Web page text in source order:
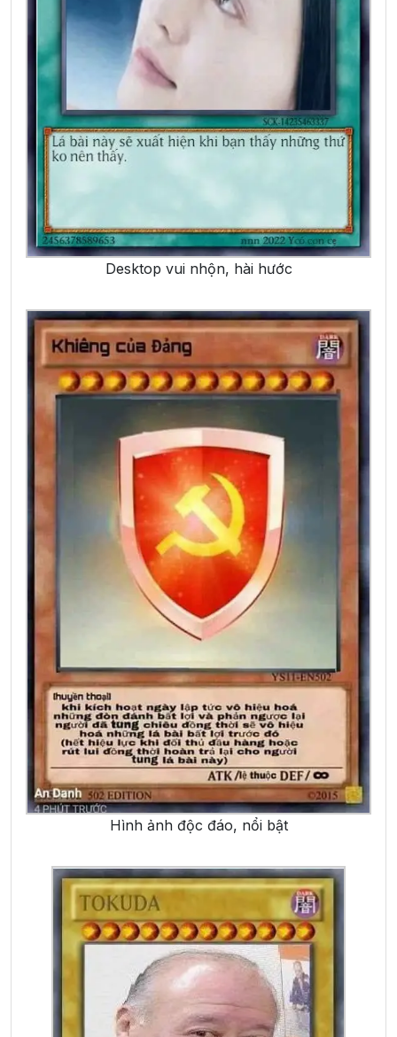
Desktop vui nhộn, hài hước
Hình ảnh độc đáo, nổi bật